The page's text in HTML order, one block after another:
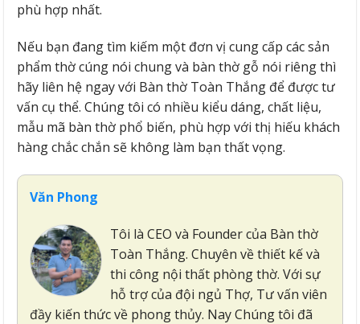
phù hợp nhất.
Nếu bạn đang tìm kiếm một đơn vị cung cấp các sản
phẩm thờ cúng nói chung và bàn thờ gỗ nói riêng thì
hãy liên hệ ngay với Bàn thờ Toàn Thắng để được tư
vấn cụ thể. Chúng tôi có nhiều kiểu dáng, chất liệu,
mẫu mã bàn thờ phổ biến, phù hợp với thị hiếu khách
hàng chắc chắn sẽ không làm bạn thất vọng.
Văn Phong
Tôi là CEO và Founder của Bàn thờ
Toàn Thắng. Chuyên về thiết kế và
thi công nội thất phòng thờ. Với sự
hỗ trợ của đội ngủ Thợ, Tư vấn viên
đầy kiến thức về phong thủy. Nay Chúng tôi đã